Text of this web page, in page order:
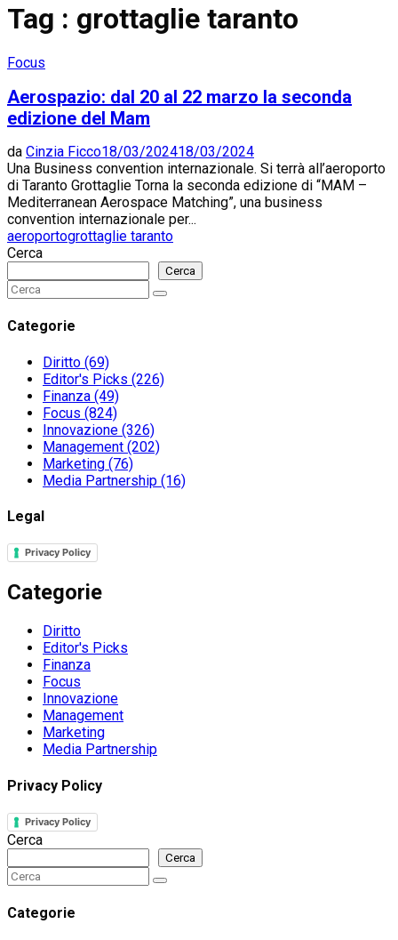
Tag : grottaglie taranto
Focus
Aerospazio: dal 20 al 22 marzo la seconda
edizione del Mam
da Cinzia Ficco18/03/202418/03/2024
Una Business convention internazionale. Si terrà all’aeroporto
di Taranto Grottaglie Torna la seconda edizione di “MAM –
Mediterranean Aerospace Matching”, una business
convention internazionale per...
aeroportogrottaglie taranto
Cerca
Cerca
Search
for:
Search
Categorie
Diritto (69)
Editor's Picks (226)
Finanza (49)
Focus (824)
Innovazione (326)
Management (202)
Marketing (76)
Media Partnership (16)
Legal
Privacy Policy
Categorie
Diritto
Editor's Picks
Finanza
Focus
Innovazione
Management
Marketing
Media Partnership
Privacy Policy
Privacy Policy
Cerca
Cerca
Search
for:
Search
Categorie